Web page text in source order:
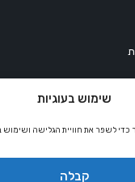
שימוש בעוגיות
כדי לשפר את חוויית הגלישה
קבלה